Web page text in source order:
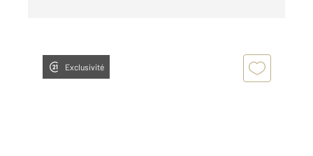
Exclusivité